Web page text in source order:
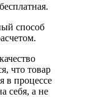
бесплатная.
способ
что товар
в процессе
себя, а не